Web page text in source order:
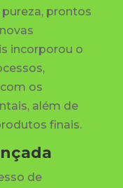
prontos
incorporou o
os
além de
finais.
de